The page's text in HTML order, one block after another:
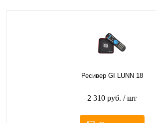
Ресивер GI LUNN 18
2 310 руб. / шт